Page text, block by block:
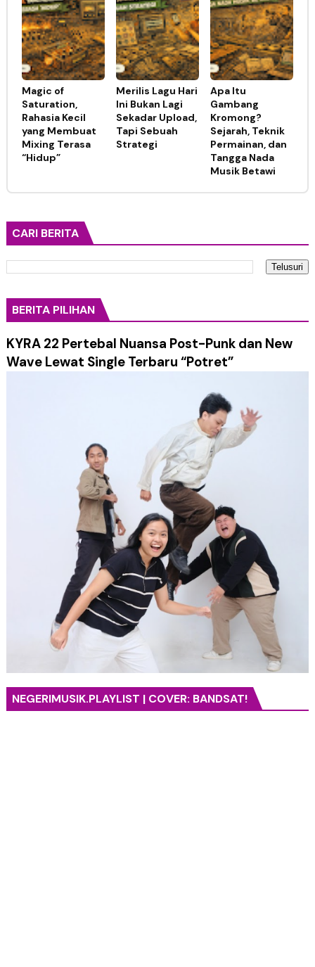
Magic of
Saturation,
Rahasia Kecil
yang Membuat
Mixing Terasa
“Hidup”
Merilis Lagu Hari
Ini Bukan Lagi
Sekadar Upload,
Tapi Sebuah
Strategi
Apa Itu
Gambang
Kromong?
Sejarah, Teknik
Permainan, dan
Tangga Nada
Musik Betawi
CARI BERITA
BERITA PILIHAN
KYRA 22 Pertebal Nuansa Post-Punk dan New
Wave Lewat Single Terbaru “Potret”
NEGERIMUSIK.PLAYLIST | COVER: BANDSAT!